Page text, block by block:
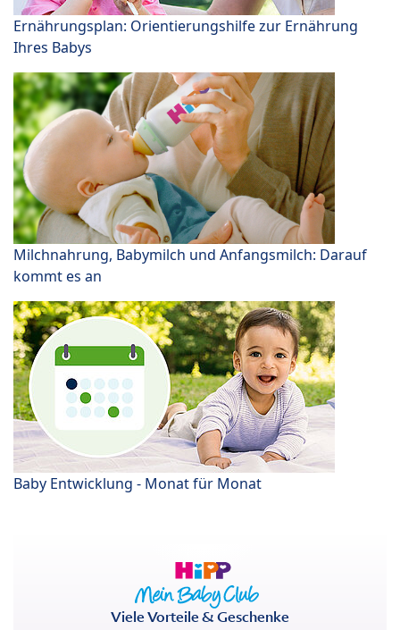
Ernährungsplan: Orientierungshilfe zur Ernährung
Ihres Babys
Milchnahrung, Babymilch und Anfangsmilch: Darauf
kommt es an
Baby Entwicklung - Monat für Monat
Viele Vorteile & Geschenke